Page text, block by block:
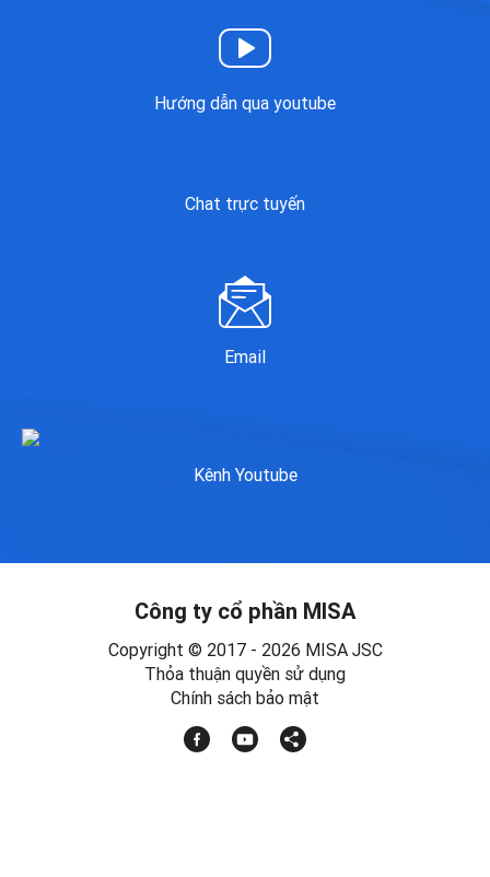
Hướng dẫn qua youtube
Chat trực tuyến
Email
Kênh Youtube
Công ty cổ phần MISA
Copyright © 2017 - 2026 MISA JSC
Thỏa thuận quyền sử dụng
Chính sách bảo mật